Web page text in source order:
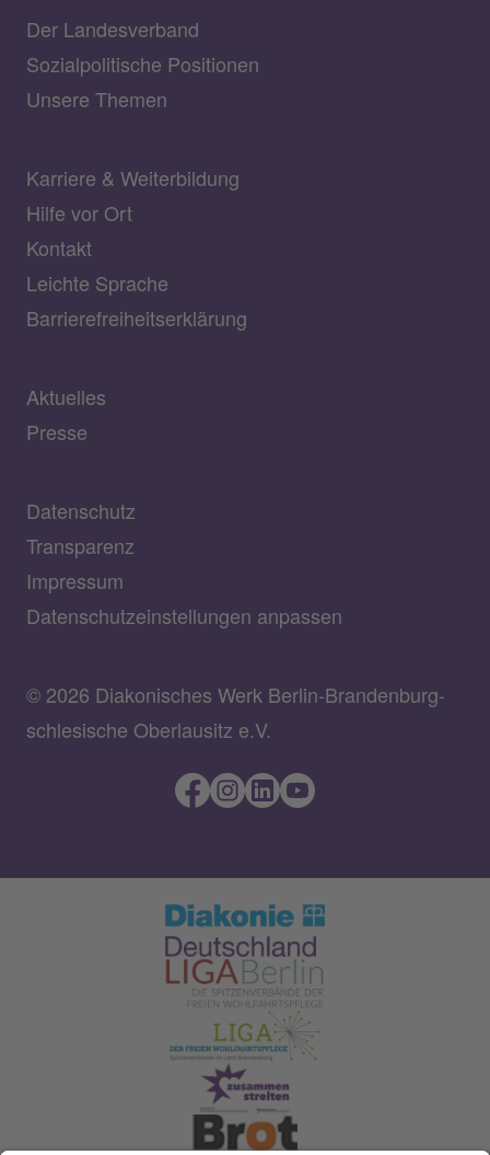
Der Landesverband
Sozialpolitische Positionen
Unsere Themen
Karriere & Weiterbildung
Hilfe vor Ort
Kontakt
Leichte Sprache
Barrierefreiheitserklärung
Aktuelles
Presse
Datenschutz
Transparenz
Impressum
Datenschutzeinstellungen anpassen
© 2026 Diakonisches Werk Berlin-Brandenburg-
schlesische Oberlausitz e.V.